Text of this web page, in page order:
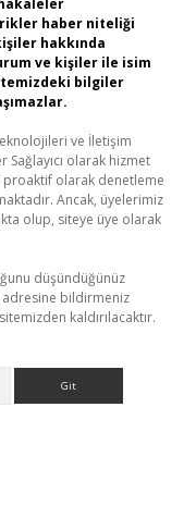
haber niteliği
hakkında
ve kişiler ile isim
bilgiler
ve İletişim
Sağlayıcı olarak hizmet
olarak denetleme
Ancak, üyelerimiz
olup, siteye üye olarak
düşündüğünüz
adresine bildirmeniz
kaldırılacaktır.